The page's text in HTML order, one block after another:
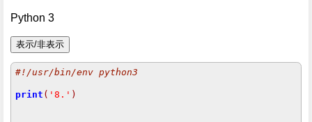
Python 3
#!/usr/bin/env python3
print ( '8.' )